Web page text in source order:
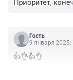
Приоритет,
Гость
9 января 2025,
👍👌👍👌